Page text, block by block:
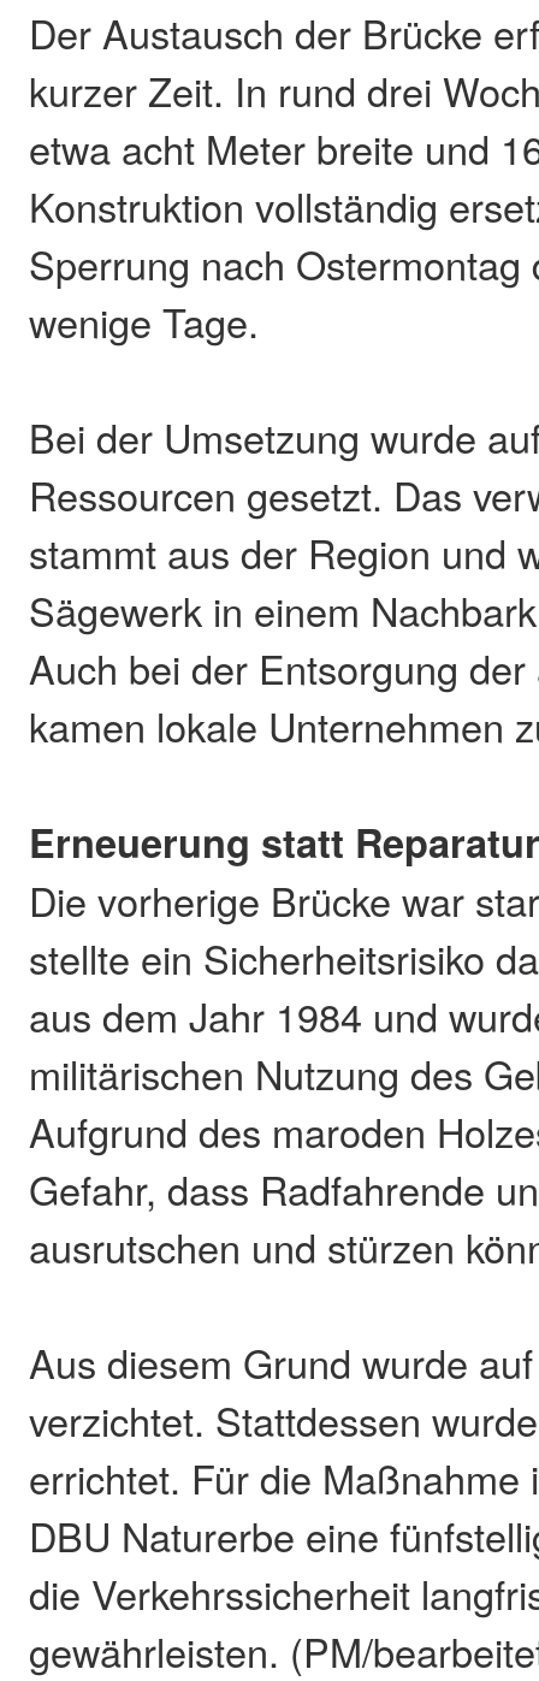
Der Austausch der Brücke
kurzer Zeit. In rund drei
etwa acht Meter breite und
Konstruktion vollständig
Sperrung nach Ostermontag
wenige Tage.
Bei der Umsetzung wurde
Ressourcen gesetzt. Das
stammt aus der Region und
Sägewerk in einem
Auch bei der Entsorgung
kamen lokale Unternehmen
Erneuerung statt
Die vorherige Brücke war
stellte ein Sicherheitsrisiko
aus dem Jahr 1984 und
militärischen Nutzung des
Aufgrund des maroden
Gefahr, dass Radfahrende
ausrutschen und stürzen
Aus diesem Grund wurde
verzichtet. Stattdessen
errichtet. Für die Maßnahme
DBU Naturerbe eine
die Verkehrssicherheit
gewährleisten. (PM/